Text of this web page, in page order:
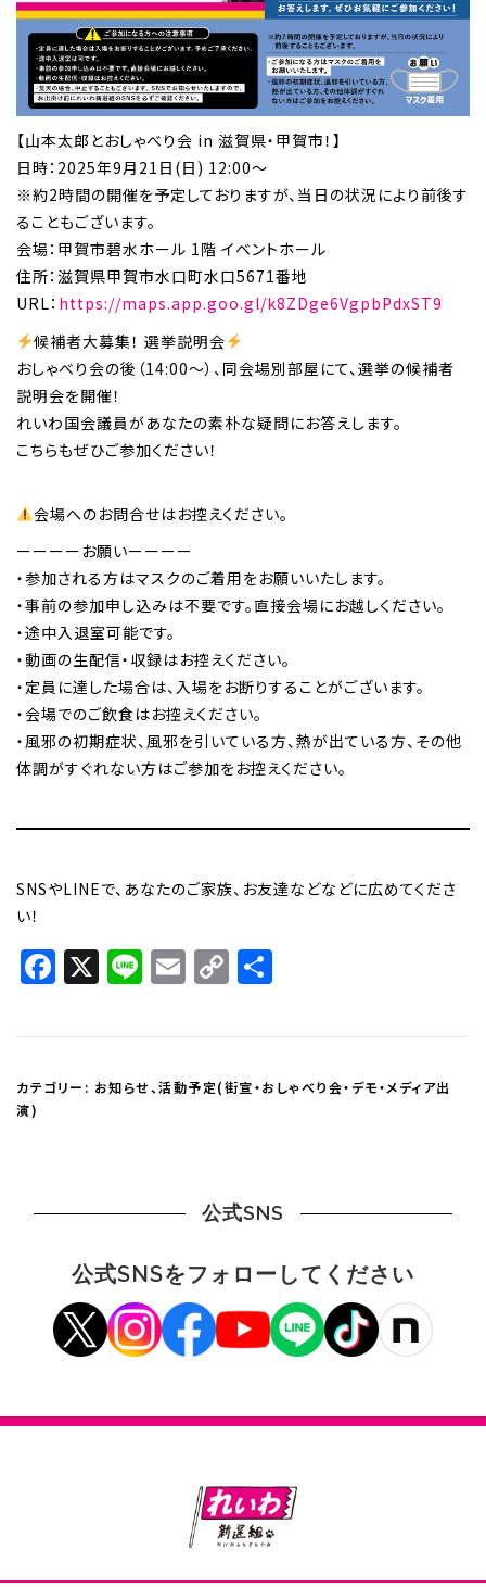
【山本太郎とおしゃべり会 in 滋賀県・甲賀市！】
日時：2025年9月21日(日) 12:00～
※約2時間の開催を予定しておりますが、当日の状況により前後す
ることもございます。
会場：甲賀市碧水ホール 1階 イベントホール
住所：滋賀県甲賀市水口町水口5671番地
URL： https://maps.app.goo.gl/k8ZDge6VgpbPdxST9
候補者大募集！ 選挙説明会
おしゃべり会の後（14:00〜）、同会場別部屋にて、選挙の候補者
説明会を開催！
れいわ国会議員があなたの素朴な疑問にお答えします。
こちらもぜひご参加ください！
会場へのお問合せはお控えください。
ーーーーお願いーーーー
・参加される方はマスクのご着用をお願いいたします。
・事前の参加申し込みは不要です。直接会場にお越しください。
・途中入退室可能です。
・動画の生配信・収録はお控えください。
・定員に達した場合は、入場をお断りすることがございます。
・会場でのご飲食はお控えください。
・風邪の初期症状、風邪を引いている方、熱が出ている方、その他
体調がすぐれない方はご参加をお控えください。
SNSやLINEで、あなたのご家族、お友達などなどに広めてくださ
い！
Facebook
X LineEmail
Copy
Link
カテゴリー: お知らせ、活動予定(街宣・おしゃべり会・デモ・メディア出
演)
公式SNS
公式SNSをフォローしてください